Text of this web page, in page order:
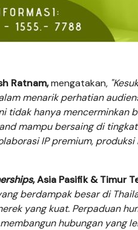
Ratnam,mengatakan,
menarik perhatian
tidak hanya mencerminkan
mampu bersaing di
IP premium,
, Asia Pasifik & Timur
berdampak besar di
yang kuat. Perpaduan
hubungan yang